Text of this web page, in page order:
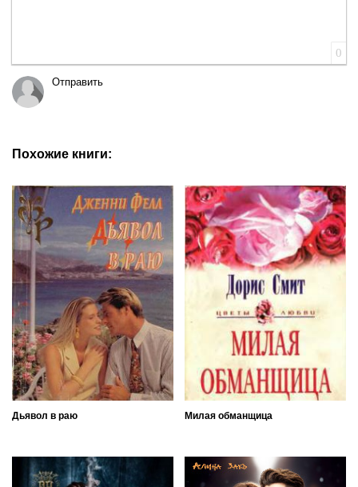
0
Отправить
Похожие книги:
Дьявол в раю Милая обманщица